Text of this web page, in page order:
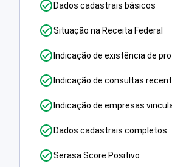
Dados cadastrais básicos
Situação na Receita Federal
Indicação de existência de
Indicação de consultas
Indicação de empresas
Dados cadastrais completos
Serasa Score Positivo